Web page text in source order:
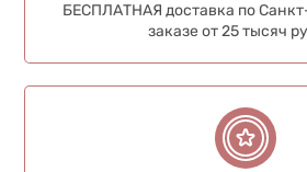
БЕСПЛАТНАЯ доставка по
заказе от 25 тысяч